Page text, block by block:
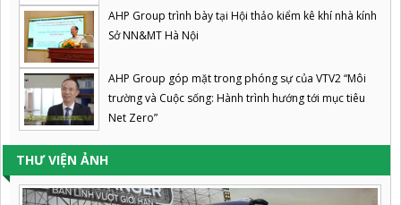
AHP Group trình bày tại Hội thảo kiểm kê khí nhà kính
Sở NN&MT Hà Nội
AHP Group góp mặt trong phóng sự của VTV2 “Môi
trường và Cuộc sống: Hành trình hướng tới mục tiêu
Net Zero”
THƯ VIỆN ẢNH